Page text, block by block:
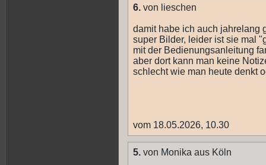
6. von lieschen
damit habe ich auch jahrelang
super Bilder, leider ist sie mal
mit der Bedienungsanleitung
aber dort kann man keine
schlecht wie man heute denkt
vom 18.05.2026, 10.30
5. von Monika aus Köln